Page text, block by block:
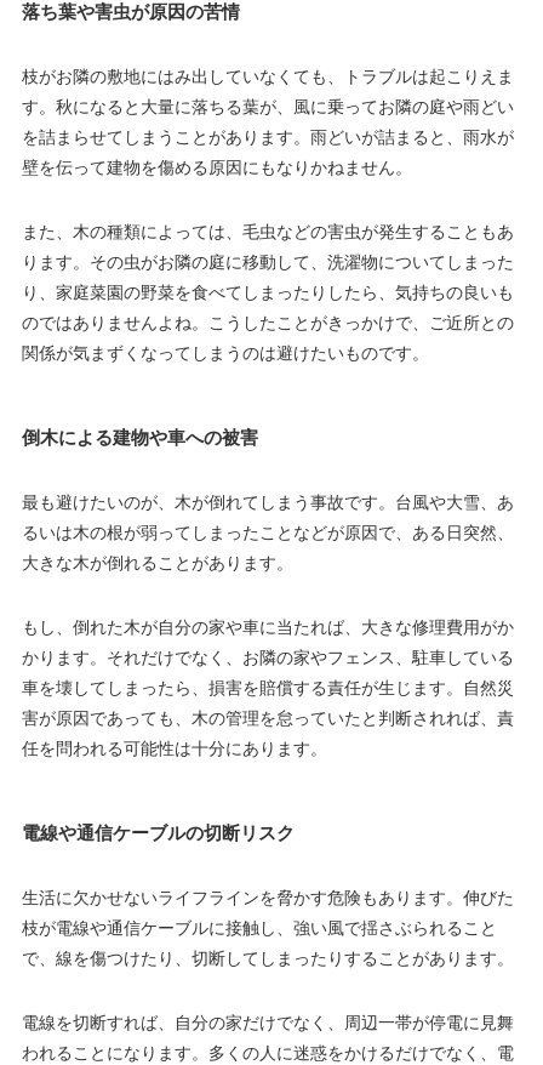
落ち葉や害虫が原因の苦情
枝がお隣の敷地にはみ出していなくても、トラブルは起こりえま
す。秋になると大量に落ちる葉が、風に乗ってお隣の庭や雨どい
を詰まらせてしまうことがあります。雨どいが詰まると、雨水が
壁を伝って建物を傷める原因にもなりかねません。
また、木の種類によっては、毛虫などの害虫が発生することもあ
ります。その虫がお隣の庭に移動して、洗濯物についてしまった
り、家庭菜園の野菜を食べてしまったりしたら、気持ちの良いも
のではありませんよね。こうしたことがきっかけで、ご近所との
関係が気まずくなってしまうのは避けたいものです。
倒木による建物や車への被害
最も避けたいのが、木が倒れてしまう事故です。台風や大雪、あ
るいは木の根が弱ってしまったことなどが原因で、ある日突然、
大きな木が倒れることがあります。
もし、倒れた木が自分の家や車に当たれば、大きな修理費用がか
かります。それだけでなく、お隣の家やフェンス、駐車している
車を壊してしまったら、損害を賠償する責任が生じます。自然災
害が原因であっても、木の管理を怠っていたと判断されれば、責
任を問われる可能性は十分にあります。
電線や通信ケーブルの切断リスク
生活に欠かせないライフラインを脅かす危険もあります。伸びた
枝が電線や通信ケーブルに接触し、強い風で揺さぶられること
で、線を傷つけたり、切断してしまったりすることがあります。
電線を切断すれば、自分の家だけでなく、周辺一帯が停電に見舞
われることになります。多くの人に迷惑をかけるだけでなく、電